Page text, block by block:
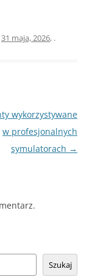
31 maja, 2026, .
wykorzystywane
w profesjonalnych
symulatorach →
Szukaj